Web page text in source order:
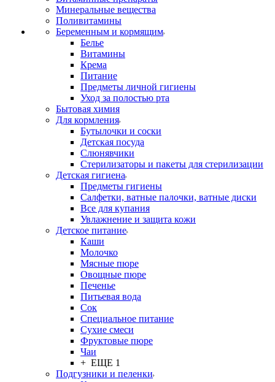
Минеральные вещества
Поливитамины
Беременным и кормящим
Белье
Витамины
Крема
Питание
Предметы личной гигиены
Уход за полостью рта
Бытовая химия
Для кормления
Бутылочки и соски
Детская посуда
Слюнявчики
Стерилизаторы и пакеты для стерилизации
Детская гигиена
Предметы гигиены
Салфетки, ватные палочки, ватные диски
Все для купания
Увлажнение и защита кожи
Детское питание
Каши
Молочко
Мясные пюре
Овощные пюре
Печенье
Питьевая вода
Сок
Специальное питание
Сухие смеси
Фруктовые пюре
Чаи
+ ЕЩЕ 1
Подгузники и пеленки